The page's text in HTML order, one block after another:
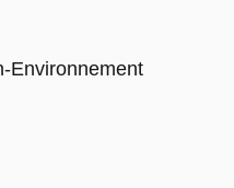
Environnement